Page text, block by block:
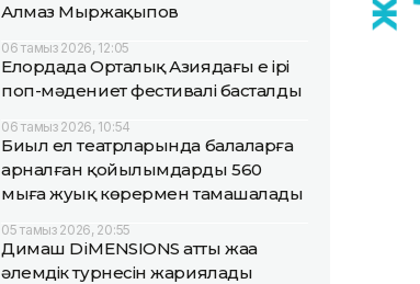
Алмаз Мыржақыпов
06 тамыз 2026, 12:05
Елордада Орталық Азиядағы ең ірі
поп-мәдениет фестивалі басталды
06 тамыз 2026, 10:54
Биыл ел театрларында балаларға
арналған қойылымдарды 560
мыңға жуық көрермен тамашалады
05 тамыз 2026, 20:55
Димаш DiMENSIONS атты жаңа
әлемдік турнесін жариялады